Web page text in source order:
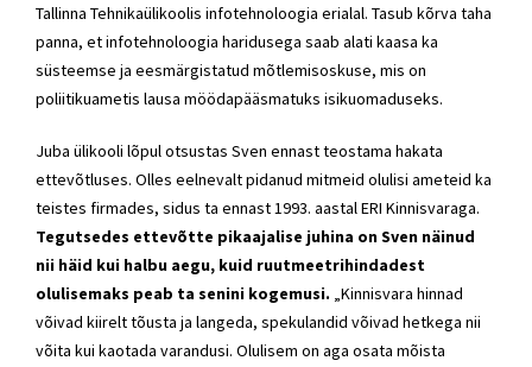
Tallinna Tehnikaülikoolis infotehnoloogia erialal. Tasub kõrva taha
panna, et infotehnoloogia haridusega saab alati kaasa ka
süsteemse ja eesmärgistatud mõtlemisoskuse, mis on
poliitikuametis lausa möödapääsmatuks isikuomaduseks.
Juba ülikooli lõpul otsustas Sven ennast teostama hakata
ettevõtluses. Olles eelnevalt pidanud mitmeid olulisi ameteid ka
teistes firmades, sidus ta ennast 1993. aastal ERI Kinnisvaraga.
Tegutsedes ettevõtte pikaajalise juhina on Sven näinud
nii häid kui halbu aegu, kuid ruutmeetrihindadest
olulisemaks peab ta senini kogemusi. „Kinnisvara hinnad
võivad kiirelt tõusta ja langeda, spekulandid võivad hetkega nii
võita kui kaotada varandusi. Olulisem on aga osata mõista